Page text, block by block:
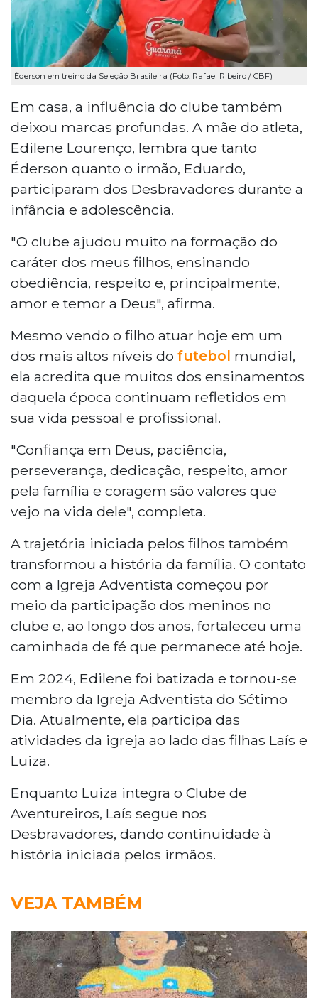
Éderson em treino da Seleção Brasileira (Foto: Rafael Ribeiro / CBF)
Em casa, a influência do clube também
deixou marcas profundas. A mãe do atleta,
Edilene Lourenço, lembra que tanto
Éderson quanto o irmão, Eduardo,
participaram dos Desbravadores durante a
infância e adolescência.
"O clube ajudou muito na formação do
caráter dos meus filhos, ensinando
obediência, respeito e, principalmente,
amor e temor a Deus", afirma.
Mesmo vendo o filho atuar hoje em um
dos mais altos níveis do futebol mundial,
ela acredita que muitos dos ensinamentos
daquela época continuam refletidos em
sua vida pessoal e profissional.
"Confiança em Deus, paciência,
perseverança, dedicação, respeito, amor
pela família e coragem são valores que
vejo na vida dele", completa.
A trajetória iniciada pelos filhos também
transformou a história da família. O contato
com a Igreja Adventista começou por
meio da participação dos meninos no
clube e, ao longo dos anos, fortaleceu uma
caminhada de fé que permanece até hoje.
Em 2024, Edilene foi batizada e tornou-se
membro da Igreja Adventista do Sétimo
Dia. Atualmente, ela participa das
atividades da igreja ao lado das filhas Laís e
Luiza.
Enquanto Luiza integra o Clube de
Aventureiros, Laís segue nos
Desbravadores, dando continuidade à
história iniciada pelos irmãos.
VEJA TAMBÉM